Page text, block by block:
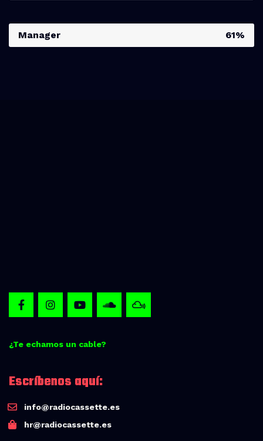
Manager 61%
¿Te echamos un cable?
Escríbenos aquí:
info@radiocassette.es
hr@radiocassette.es